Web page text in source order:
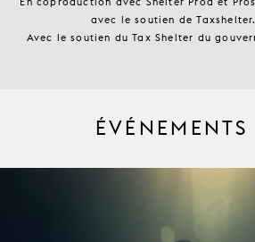
avec le soutien de
Avec le soutien du Tax Shelter du
ÉVÉNEMENTS